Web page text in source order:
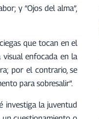
y “Ojos del alma”,
que tocan en el
enfocada en la
por el contrario, se
para sobresalir”.
investiga la juventud